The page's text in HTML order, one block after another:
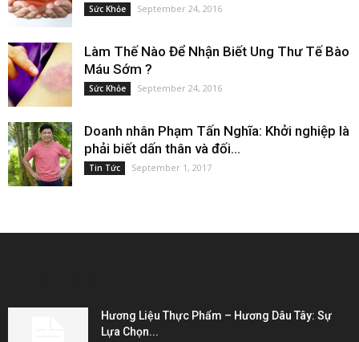
Sức Khỏe September 24, 2016
Làm Thế Nào Để Nhận Biết Ung Thư Tế Bào
Máu Sớm ?
Sức Khỏe September 24, 2016
Doanh nhân Phạm Tấn Nghĩa: Khởi nghiệp là
phải biết dấn thân và đối...
Tin Tức September 1, 2017
Hương Liệu Thực Phẩm – Hương Dâu Tây: Sự
Lựa Chọn...